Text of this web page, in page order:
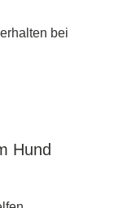
bei
Hund